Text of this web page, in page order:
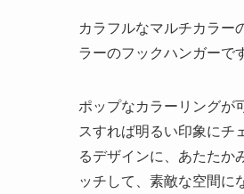
カラフルなマルチカラー
ラーのフックハンガーで
ポップなカラーリングが
スすれば明るい印象にチ
るデザインに、あたたか
ッチして、素敵な空間に